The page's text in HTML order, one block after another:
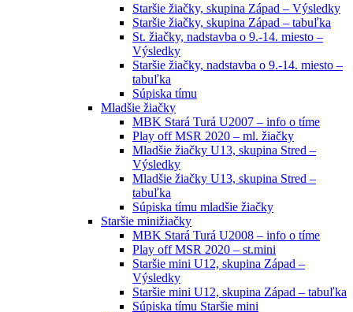
Staršie žiačky, skupina Západ – Výsledky
Staršie žiačky, skupina Západ – tabuľka
St. žiačky, nadstavba o 9.-14. miesto –
Výsledky
Staršie žiačky, nadstavba o 9.-14. miesto –
tabuľka
Súpiska tímu
Mladšie žiačky
MBK Stará Turá U2007 – info o tíme
Play off MSR 2020 – ml. žiačky
Mladšie žiačky U13, skupina Stred –
Výsledky
Mladšie žiačky U13, skupina Stred –
tabuľka
Súpiska tímu mladšie žiačky
Staršie minižiačky
MBK Stará Turá U2008 – info o tíme
Play off MSR 2020 – st.mini
Staršie mini U12, skupina Západ –
Výsledky
Staršie mini U12, skupina Západ – tabuľka
Súpiska tímu Staršie mini